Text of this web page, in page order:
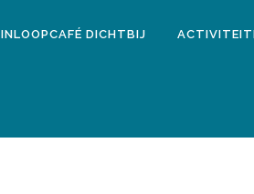
INLOOPCAFÉ DICHTBIJ